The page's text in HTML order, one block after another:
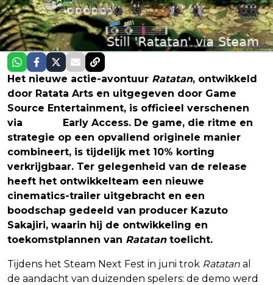
Het nieuwe actie-avontuur Ratatan, ontwikkeld
door Ratata Arts en uitgegeven door Game
Source Entertainment, is officieel verschenen
via
Early Access. De game, die ritme en
strategie op een opvallend originele manier
combineert, is tijdelijk met 10% korting
verkrijgbaar. Ter gelegenheid van de release
heeft het ontwikkelteam een nieuwe
cinematics-trailer uitgebracht en een
boodschap gedeeld van producer Kazuto
Sakajiri, waarin hij de ontwikkeling en
toekomstplannen van Ratatantoelicht.
Tijdens het Steam Next Fest in juni trok Ratatan al
de aandacht van duizenden spelers: de demo werd